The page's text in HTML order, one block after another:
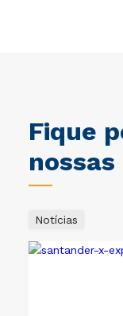
Fique
Notícias